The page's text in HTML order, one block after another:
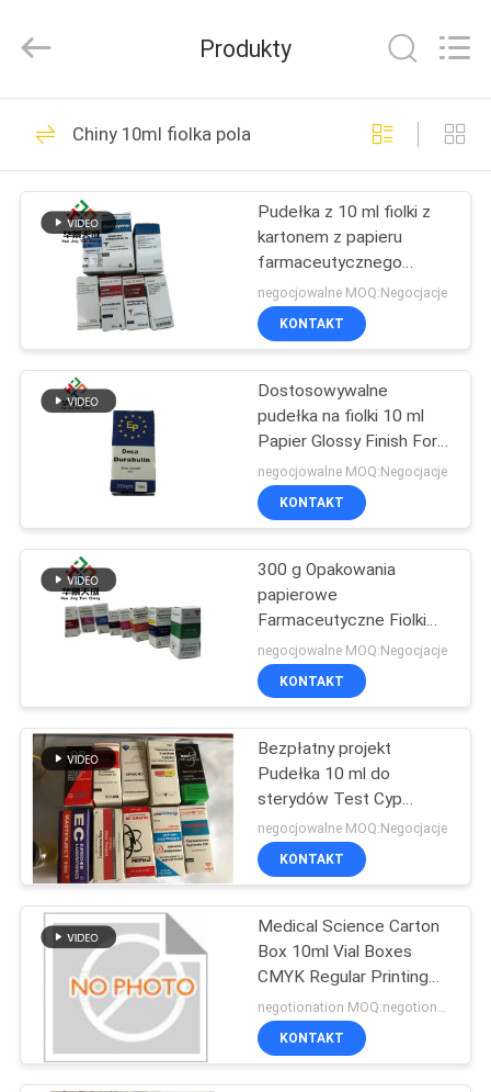
DOM
PRODUKTY
WYCIECZKA
PO
FABRYCE
JAKOŚCI
SKONTAKTUJ
NAMI
AKTUALNOŚCI
SPRAWY
SITEMAP
PRIVACY
POLICY
Reserved.
Szklane etykiety
fiolek
335
etykiety na fiolki
256
10 ml etykiet na
Niestandardowe
etykiety fiolek
111
45
Produkty
Chiny 10ml fiolka pola
Pudełka z 10 ml fiolki z
kartonem z papieru
farmaceutycznego
CMYK/ Pantone
negocjowalne MOQ:Negocjacje
KONTAKT
Dostosowywalne
pudełka na fiolki 10 ml
Papier Glossy Finish For
Steroid DecaVials
negocjowalne MOQ:Negocjacje
KONTAKT
300 g Opakowania
papierowe
Farmaceutyczne Fiolki
Szklane Pudełka
kulturystyka Drukowanie
etykiet 10 ml Pudełka
negocjowalne MOQ:Negocjacje
KONTAKT
Bezpłatny projekt
Pudełka 10 ml do
sterydów Test Cyp
Pudełki do opakowania
negocjowalne MOQ:Negocjacje
KONTAKT
Medical Science Carton
Box 10ml Vial Boxes
CMYK Regular Printing
Glossy Box
negotionation MOQ:negotionation
KONTAKT